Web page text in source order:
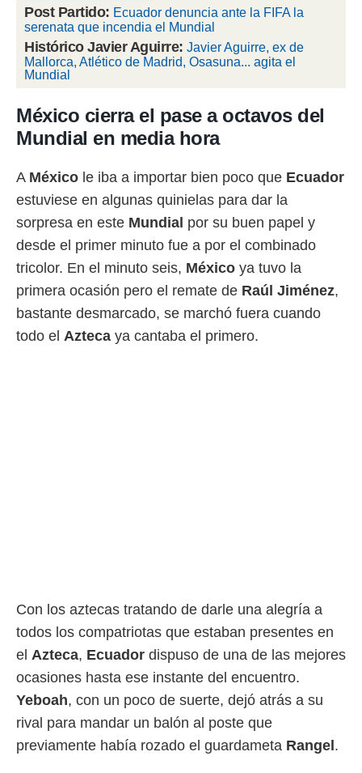
acceder a
web a
únicos
similares
como
sitio
IP
posible
en
de
un
o acceder
datos
Post Partido: Ecuador denuncia ante la FIFA la
serenata que incendia el Mundial
Histórico Javier Aguirre: Javier Aguirre, ex de
Mallorca, Atlético de Madrid, Osasuna... agita el
Mundial
México cierra el pase a octavos del
Mundial en media hora
A México le iba a importar bien poco que Ecuador
estuviese en algunas quinielas para dar la
sorpresa en este Mundial por su buen papel y
desde el primer minuto fue a por el combinado
tricolor. En el minuto seis, México ya tuvo la
primera ocasión pero el remate de Raúl Jiménez,
bastante desmarcado, se marchó fuera cuando
todo el Azteca ya cantaba el primero.
Con los aztecas tratando de darle una alegría a
todos los compatriotas que estaban presentes en
el Azteca, Ecuador dispuso de una de las mejores
ocasiones hasta ese instante del encuentro.
Yeboah, con un poco de suerte, dejó atrás a su
rival para mandar un balón al poste que
previamente había rozado el guardameta Rangel .